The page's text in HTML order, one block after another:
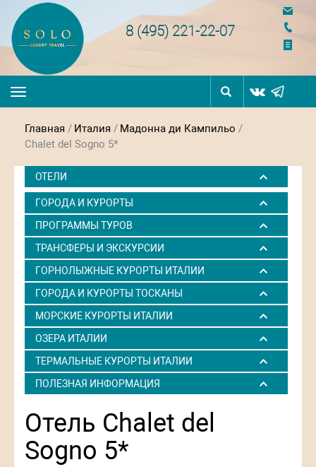
8 (495) 221-22-07
Toggle
navigation
Главная / Италия / Мадонна ди Кампильо /
Chalet del Sogno 5*
ОТЕЛИ
ГОРОДА И КУРОРТЫ
ПРОГРАММЫ ТУРОВ
ТРАНСФЕРЫ И ЭКСКУРСИИ
ГОРНОЛЫЖНЫЕ КУРОРТЫ ИТАЛИИ
ГОРОДА И КУРОРТЫ ТОСКАНЫ
МОРСКИЕ КУРОРТЫ ИТАЛИИ
ОЗЕРА ИТАЛИИ
ТЕРМАЛЬНЫЕ КУРОРТЫ ИТАЛИИ
ПОЛЕЗНАЯ ИНФОРМАЦИЯ
Отель Chalet del
Sogno 5*